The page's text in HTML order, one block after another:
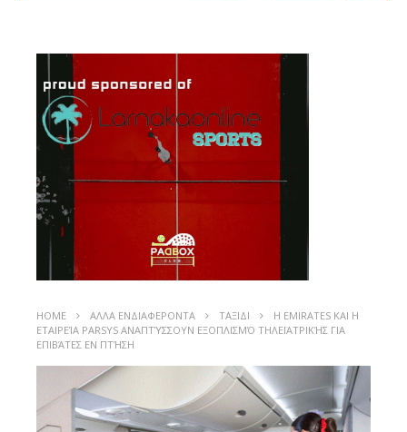
HOME ΑΛΛΑ ΕΝΔΙΑΦΕΡΟΝΤΑ ΤΑΞΙΔΙ
Η EMIRATES ΚΑΙ Η
ΕΤΑΙΡΕΊΑ PARSYS ΑΝΑΠΤΎΣΣΟΥΝ ΕΞΟΠΛΙΣΜΌ ΤΗΛΕΪΑΤΡΙΚΉΣ ΓΙΑ
ΕΠΙΒΆΤΕΣ ΕΝ ΠΤΉΣΗ